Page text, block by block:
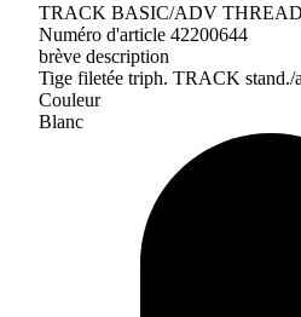
TRACK BASIC/ADV
Numéro d'article 42200644
brève description
Tige filetée triph. TRACK stand./
Couleur
Blanc